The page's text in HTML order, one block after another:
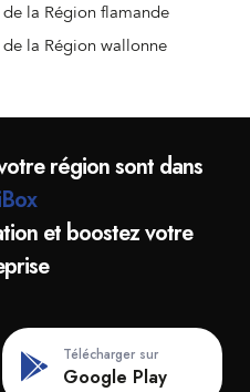
la Région flamande
la Région wallonne
région sont dans
et boostez votre
Télécharger sur
Google Play